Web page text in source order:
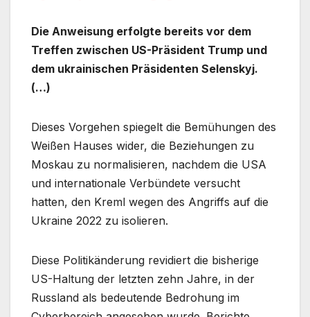
Die Anweisung erfolgte bereits vor dem
Treffen zwischen US-Präsident Trump und
dem ukrainischen Präsidenten Selenskyj.
(…)
Dieses Vorgehen spiegelt die Bemühungen des
Weißen Hauses wider, die Beziehungen zu
Moskau zu normalisieren, nachdem die USA
und internationale Verbündete versucht
hatten, den Kreml wegen des Angriffs auf die
Ukraine 2022 zu isolieren.
Diese Politikänderung revidiert die bisherige
US-Haltung der letzten zehn Jahre, in der
Russland als bedeutende Bedrohung im